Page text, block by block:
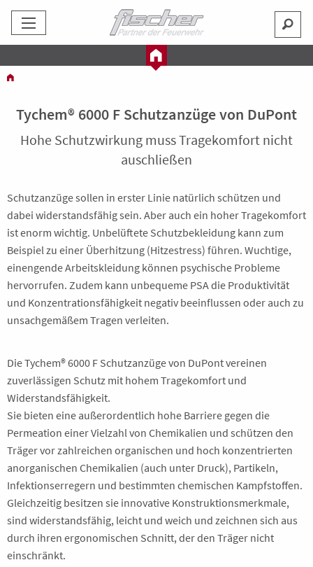
Tychem® 6000 F Schutzanzüge von DuPont
Hohe Schutzwirkung muss Tragekomfort nicht
auschließen
Schutzanzüge sollen in erster Linie natürlich schützen und
dabei widerstandsfähig sein. Aber auch ein hoher Tragekomfort
ist enorm wichtig. Unbelüftete Schutzbekleidung kann zum
Beispiel zu einer Überhitzung (Hitzestress) führen. Wuchtige,
einengende Arbeitskleidung können psychische Probleme
hervorrufen. Zudem kann unbequeme PSA die Produktivität
und Konzentrationsfähigkeit negativ beeinflussen oder auch zu
unsachgemäßem Tragen verleiten.
Die Tychem® 6000 F Schutzanzüge von DuPont vereinen
zuverlässigen Schutz mit hohem Tragekomfort und
Widerstandsfähigkeit.
Sie bieten eine außerordentlich hohe Barriere gegen die
Permeation einer Vielzahl von Chemikalien und schützen den
Träger vor zahlreichen organischen und hoch konzentrierten
anorganischen Chemikalien (auch unter Druck), Partikeln,
Infektionserregern und bestimmten chemischen Kampfstoffen.
Gleichzeitig besitzen sie innovative Konstruktionsmerkmale,
sind widerstandsfähig, leicht und weich und zeichnen sich aus
durch ihren ergonomischen Schnitt, der den Träger nicht
einschränkt.